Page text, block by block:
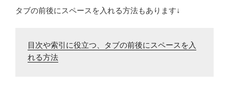
タブの前後にスペースを入れる方法もあります↓
目次や索引に役立つ、タブの前後にスペースを入
れる方法